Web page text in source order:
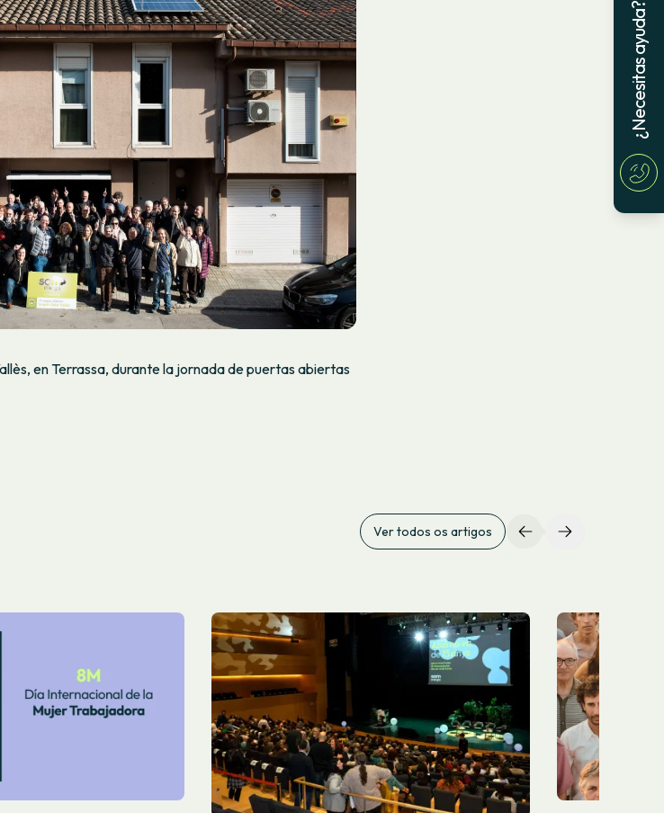
en Terrassa, durante la jornada de puertas abiertas
Ver todos os artigos
¿Necesitas ayuda?